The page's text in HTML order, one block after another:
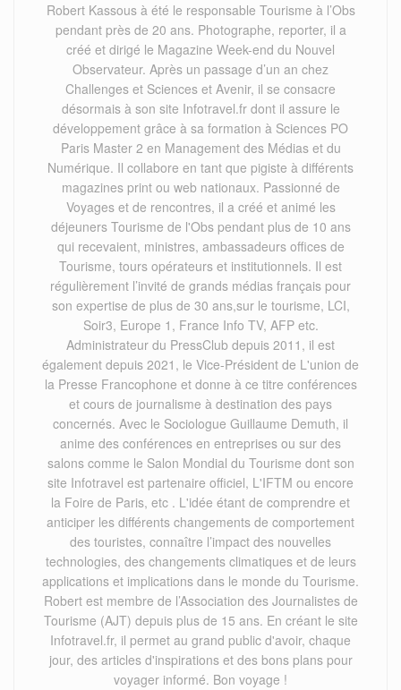
Robert Kassous à été le responsable Tourisme à l’Obs
pendant près de 20 ans. Photographe, reporter, il a
créé et dirigé le Magazine Week-end du Nouvel
Observateur. Après un passage d’un an chez
Challenges et Sciences et Avenir, il se consacre
désormais à son site Infotravel.fr dont il assure le
développement grâce à sa formation à Sciences PO
Paris Master 2 en Management des Médias et du
Numérique. Il collabore en tant que pigiste à différents
magazines print ou web nationaux. Passionné de
Voyages et de rencontres, il a créé et animé les
déjeuners Tourisme de l'Obs pendant plus de 10 ans
qui recevaient, ministres, ambassadeurs offices de
Tourisme, tours opérateurs et institutionnels. Il est
régulièrement l’invité de grands médias français pour
son expertise de plus de 30 ans,sur le tourisme, LCI,
Soir3, Europe 1, France Info TV, AFP etc.
Administrateur du PressClub depuis 2011, il est
également depuis 2021, le Vice-Président de L'union de
la Presse Francophone et donne à ce titre conférences
et cours de journalisme à destination des pays
concernés. Avec le Sociologue Guillaume Demuth, il
anime des conférences en entreprises ou sur des
salons comme le Salon Mondial du Tourisme dont son
site Infotravel est partenaire officiel, L'IFTM ou encore
la Foire de Paris, etc . L'idée étant de comprendre et
anticiper les différents changements de comportement
des touristes, connaître l’impact des nouvelles
technologies, des changements climatiques et de leurs
applications et implications dans le monde du Tourisme.
Robert est membre de l’Association des Journalistes de
Tourisme (AJT) depuis plus de 15 ans. En créant le site
Infotravel.fr, il permet au grand public d'avoir, chaque
jour, des articles d'inspirations et des bons plans pour
voyager informé. Bon voyage !